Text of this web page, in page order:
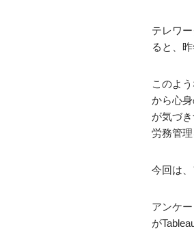
テレワ
ると、
このよ
から心
が気づ
労務管
今回は
アンケ
が